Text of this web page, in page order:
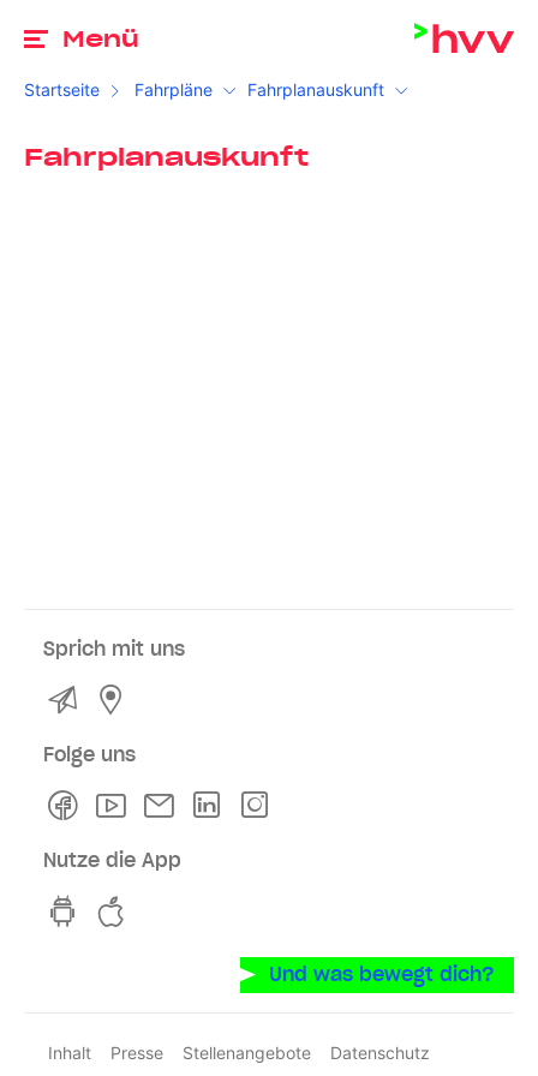
Menü
Startseite Fahrpläne Fahrplanauskunft
Fahrplanauskunft
Sprich mit uns
Kontakt
Folge uns
FacebookYoutubeNewsletterLinkedln
Nutze die App
hvv switch App auf GooglePlay
Und was bewegt dich?
Inhalt Presse Stellenangebote
Datenschutz